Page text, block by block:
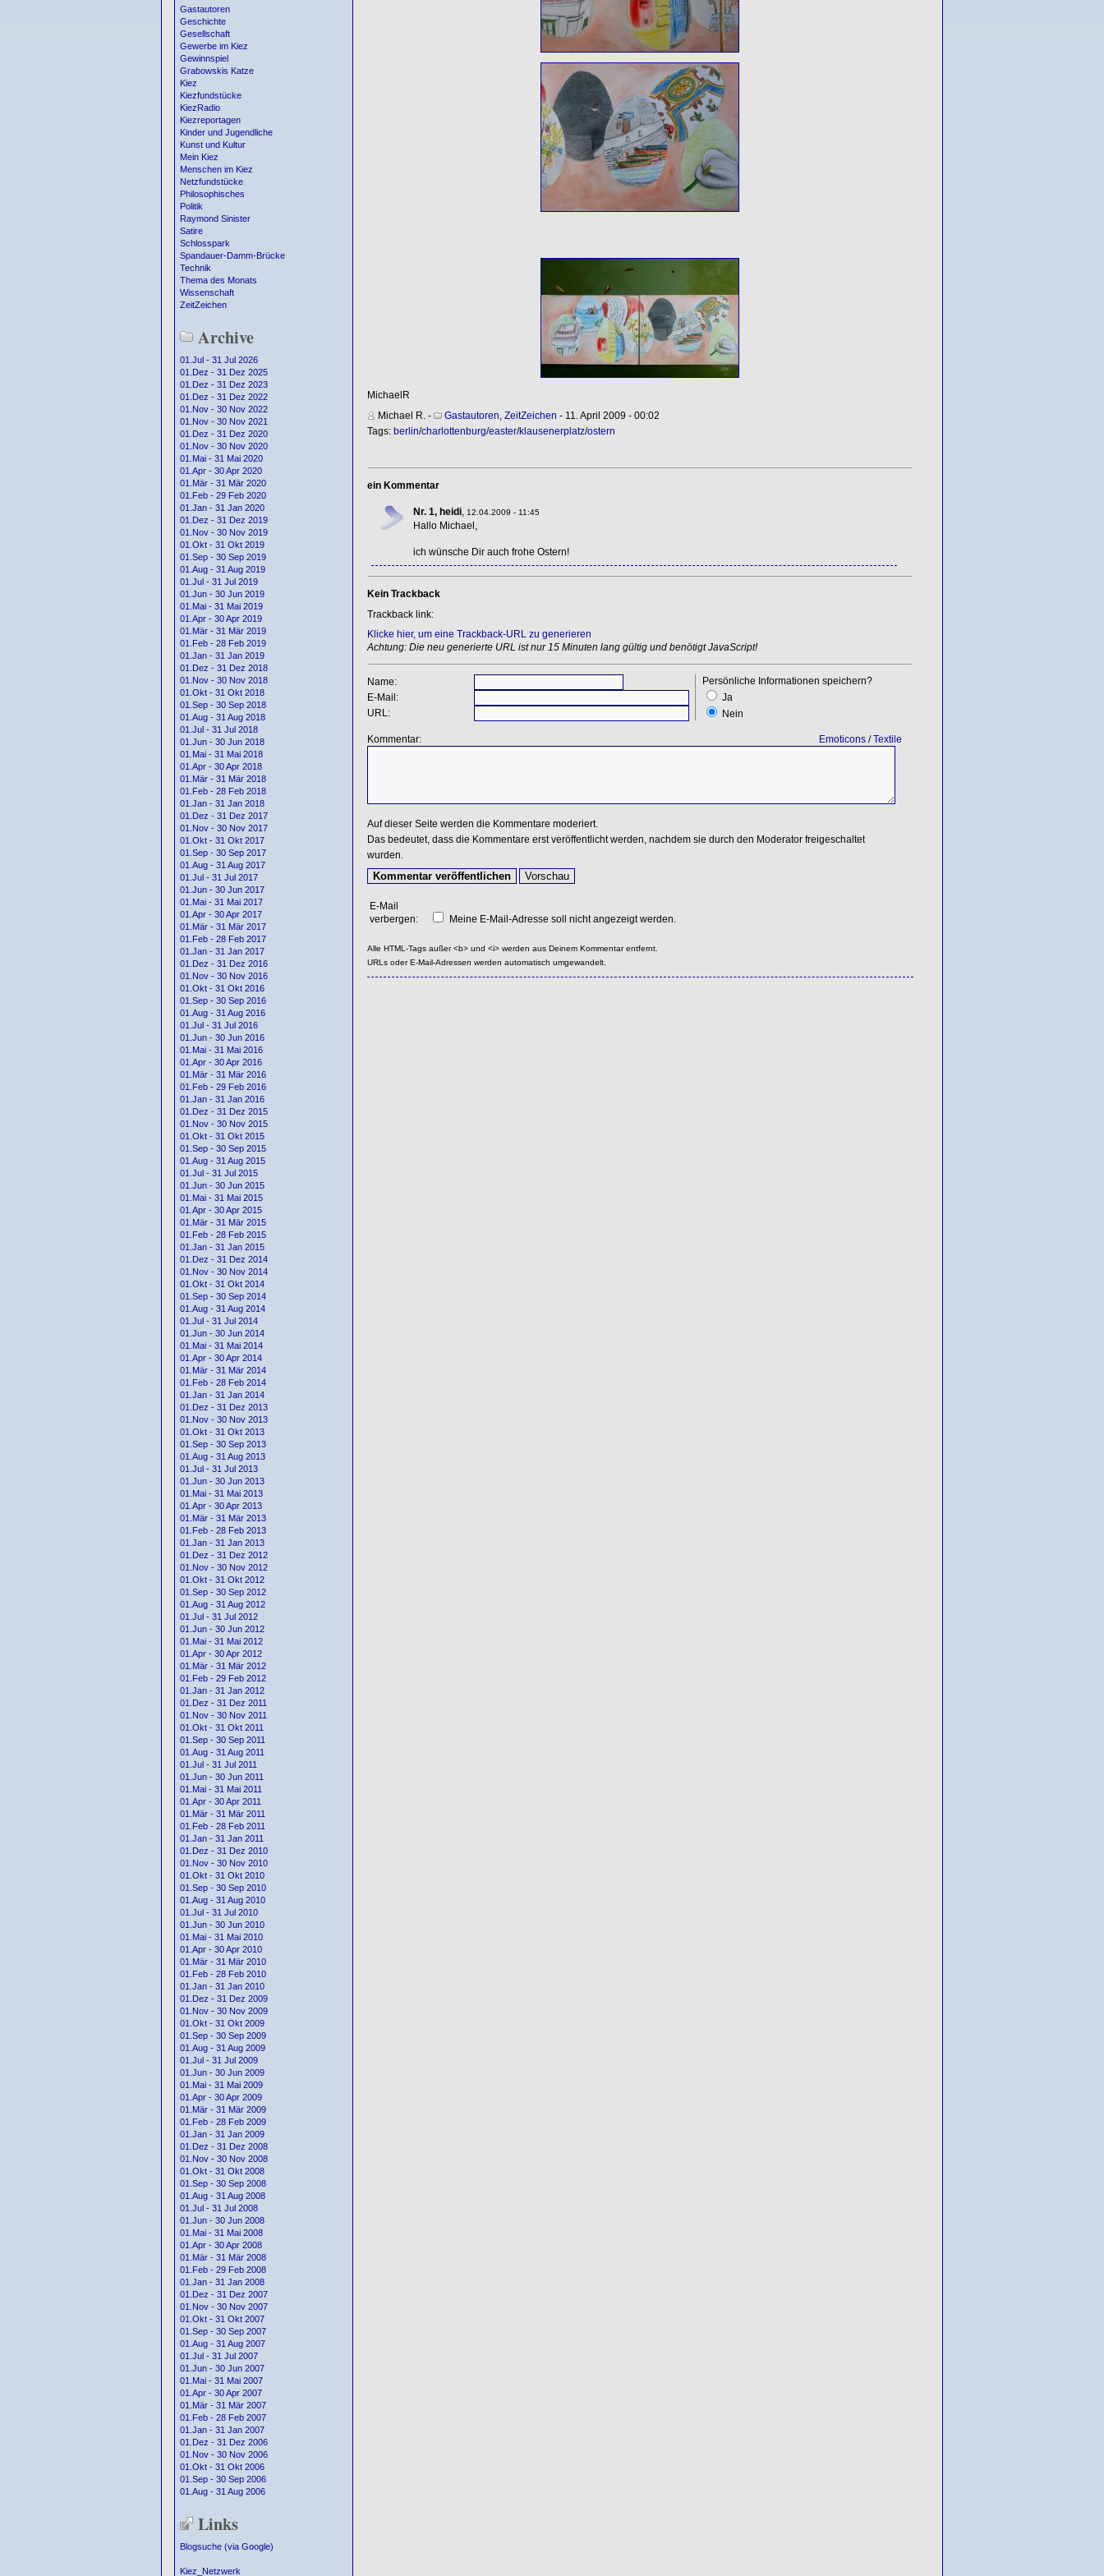
Gastautoren
Geschichte
Gesellschaft
Gewerbe im Kiez
Gewinnspiel
Grabowskis Katze
Kiez
Kiezfundstücke
KiezRadio
Kiezreportagen
Kinder und Jugendliche
Kunst und Kultur
Mein Kiez
Menschen im Kiez
Netzfundstücke
Philosophisches
Politik
Raymond Sinister
Satire
Schlosspark
Spandauer-Damm-Brücke
Technik
Thema des Monats
Wissenschaft
ZeitZeichen
Archive
01.Jul - 31 Jul 2026
01.Dez - 31 Dez 2025
01.Dez - 31 Dez 2023
01.Dez - 31 Dez 2022
01.Nov - 30 Nov 2022
01.Nov - 30 Nov 2021
01.Dez - 31 Dez 2020
01.Nov - 30 Nov 2020
01.Mai - 31 Mai 2020
01.Apr - 30 Apr 2020
01.Mär - 31 Mär 2020
01.Feb - 29 Feb 2020
01.Jan - 31 Jan 2020
01.Dez - 31 Dez 2019
01.Nov - 30 Nov 2019
01.Okt - 31 Okt 2019
01.Sep - 30 Sep 2019
01.Aug - 31 Aug 2019
01.Jul - 31 Jul 2019
01.Jun - 30 Jun 2019
01.Mai - 31 Mai 2019
01.Apr - 30 Apr 2019
01.Mär - 31 Mär 2019
01.Feb - 28 Feb 2019
01.Jan - 31 Jan 2019
01.Dez - 31 Dez 2018
01.Nov - 30 Nov 2018
01.Okt - 31 Okt 2018
01.Sep - 30 Sep 2018
01.Aug - 31 Aug 2018
01.Jul - 31 Jul 2018
01.Jun - 30 Jun 2018
01.Mai - 31 Mai 2018
01.Apr - 30 Apr 2018
01.Mär - 31 Mär 2018
01.Feb - 28 Feb 2018
01.Jan - 31 Jan 2018
01.Dez - 31 Dez 2017
01.Nov - 30 Nov 2017
01.Okt - 31 Okt 2017
01.Sep - 30 Sep 2017
01.Aug - 31 Aug 2017
01.Jul - 31 Jul 2017
01.Jun - 30 Jun 2017
01.Mai - 31 Mai 2017
01.Apr - 30 Apr 2017
01.Mär - 31 Mär 2017
01.Feb - 28 Feb 2017
01.Jan - 31 Jan 2017
01.Dez - 31 Dez 2016
01.Nov - 30 Nov 2016
01.Okt - 31 Okt 2016
01.Sep - 30 Sep 2016
01.Aug - 31 Aug 2016
01.Jul - 31 Jul 2016
01.Jun - 30 Jun 2016
01.Mai - 31 Mai 2016
01.Apr - 30 Apr 2016
01.Mär - 31 Mär 2016
01.Feb - 29 Feb 2016
01.Jan - 31 Jan 2016
01.Dez - 31 Dez 2015
01.Nov - 30 Nov 2015
01.Okt - 31 Okt 2015
01.Sep - 30 Sep 2015
01.Aug - 31 Aug 2015
01.Jul - 31 Jul 2015
01.Jun - 30 Jun 2015
01.Mai - 31 Mai 2015
01.Apr - 30 Apr 2015
01.Mär - 31 Mär 2015
01.Feb - 28 Feb 2015
01.Jan - 31 Jan 2015
01.Dez - 31 Dez 2014
01.Nov - 30 Nov 2014
01.Okt - 31 Okt 2014
01.Sep - 30 Sep 2014
01.Aug - 31 Aug 2014
01.Jul - 31 Jul 2014
01.Jun - 30 Jun 2014
01.Mai - 31 Mai 2014
01.Apr - 30 Apr 2014
01.Mär - 31 Mär 2014
01.Feb - 28 Feb 2014
01.Jan - 31 Jan 2014
01.Dez - 31 Dez 2013
01.Nov - 30 Nov 2013
01.Okt - 31 Okt 2013
01.Sep - 30 Sep 2013
01.Aug - 31 Aug 2013
01.Jul - 31 Jul 2013
01.Jun - 30 Jun 2013
01.Mai - 31 Mai 2013
01.Apr - 30 Apr 2013
01.Mär - 31 Mär 2013
01.Feb - 28 Feb 2013
01.Jan - 31 Jan 2013
01.Dez - 31 Dez 2012
01.Nov - 30 Nov 2012
01.Okt - 31 Okt 2012
01.Sep - 30 Sep 2012
01.Aug - 31 Aug 2012
01.Jul - 31 Jul 2012
01.Jun - 30 Jun 2012
01.Mai - 31 Mai 2012
01.Apr - 30 Apr 2012
01.Mär - 31 Mär 2012
01.Feb - 29 Feb 2012
01.Jan - 31 Jan 2012
01.Dez - 31 Dez 2011
01.Nov - 30 Nov 2011
01.Okt - 31 Okt 2011
01.Sep - 30 Sep 2011
01.Aug - 31 Aug 2011
01.Jul - 31 Jul 2011
01.Jun - 30 Jun 2011
01.Mai - 31 Mai 2011
01.Apr - 30 Apr 2011
01.Mär - 31 Mär 2011
01.Feb - 28 Feb 2011
01.Jan - 31 Jan 2011
01.Dez - 31 Dez 2010
01.Nov - 30 Nov 2010
01.Okt - 31 Okt 2010
01.Sep - 30 Sep 2010
01.Aug - 31 Aug 2010
01.Jul - 31 Jul 2010
01.Jun - 30 Jun 2010
01.Mai - 31 Mai 2010
01.Apr - 30 Apr 2010
01.Mär - 31 Mär 2010
01.Feb - 28 Feb 2010
01.Jan - 31 Jan 2010
01.Dez - 31 Dez 2009
01.Nov - 30 Nov 2009
01.Okt - 31 Okt 2009
01.Sep - 30 Sep 2009
01.Aug - 31 Aug 2009
01.Jul - 31 Jul 2009
01.Jun - 30 Jun 2009
01.Mai - 31 Mai 2009
01.Apr - 30 Apr 2009
01.Mär - 31 Mär 2009
01.Feb - 28 Feb 2009
01.Jan - 31 Jan 2009
01.Dez - 31 Dez 2008
01.Nov - 30 Nov 2008
01.Okt - 31 Okt 2008
01.Sep - 30 Sep 2008
01.Aug - 31 Aug 2008
01.Jul - 31 Jul 2008
01.Jun - 30 Jun 2008
01.Mai - 31 Mai 2008
01.Apr - 30 Apr 2008
01.Mär - 31 Mär 2008
01.Feb - 29 Feb 2008
01.Jan - 31 Jan 2008
01.Dez - 31 Dez 2007
01.Nov - 30 Nov 2007
01.Okt - 31 Okt 2007
01.Sep - 30 Sep 2007
01.Aug - 31 Aug 2007
01.Jul - 31 Jul 2007
01.Jun - 30 Jun 2007
01.Mai - 31 Mai 2007
01.Apr - 30 Apr 2007
01.Mär - 31 Mär 2007
01.Feb - 28 Feb 2007
01.Jan - 31 Jan 2007
01.Dez - 31 Dez 2006
01.Nov - 30 Nov 2006
01.Okt - 31 Okt 2006
01.Sep - 30 Sep 2006
01.Aug - 31 Aug 2006
Links
Blogsuche (via Google)
Kiez_Netzwerk
MichaelR
Michael R. - Gastautoren ZeitZeichen - 11. April 2009 - 00:02
Tags: berlin/charlottenburg/easter/klausenerplatz/ostern
ein Kommentar
Nr. 1, heidi, 12.04.2009 - 11:45
Hallo Michael,
ich wünsche Dir auch frohe Ostern!
Kein Trackback
Trackback link:
Klicke hier, um eine Trackback-URL zu generieren
Achtung: Die neu generierte URL ist nur 15 Minuten lang gültig und benötigt JavaScript!
Name:
Persönliche Informationen speichern?
Ja
Nein
E-Mail:
URL:
Kommentar: Emoticons/Textile
Auf dieser Seite werden die Kommentare moderiert.
Das bedeutet, dass die Kommentare erst veröffentlicht werden, nachdem sie durch den Moderator freigeschaltet
wurden.
E-Mail
verbergen:
Meine E-Mail-Adresse soll nicht angezeigt werden.
Alle HTML-Tags außer <b> und <i> werden aus Deinem Kommentar entfernt.
URLs oder E-Mail-Adressen werden automatisch umgewandelt.